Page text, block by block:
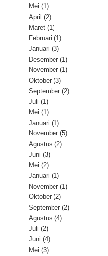
Mei (1)
April (2)
Maret (1)
Februari (1)
Januari (3)
Desember (1)
November (1)
Oktober (3)
September (2)
Juli (1)
Mei (1)
Januari (1)
November (5)
Agustus (2)
Juni (3)
Mei (2)
Januari (1)
November (1)
Oktober (2)
September (2)
Agustus (4)
Juli (2)
Juni (4)
Mei (3)